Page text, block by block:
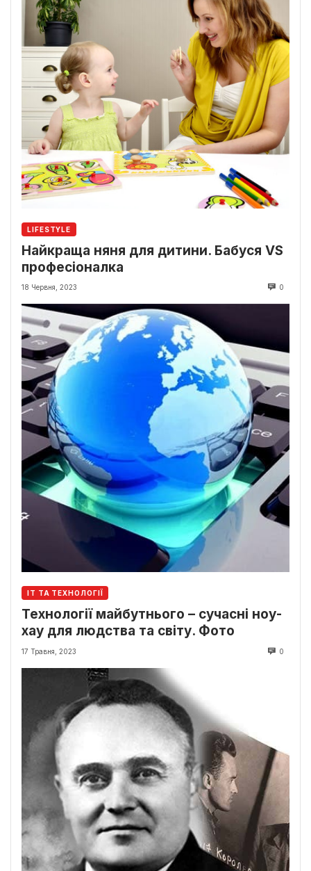
LIFESTYLE
Найкраща няня для дитини. Бабуся VS
професіоналка
18 Червня, 2023 0
ІТ ТА ТЕХНОЛОГІЇ
Технології майбутнього – сучасні ноу-
хау для людства та світу. Фото
17 Травня, 2023 0